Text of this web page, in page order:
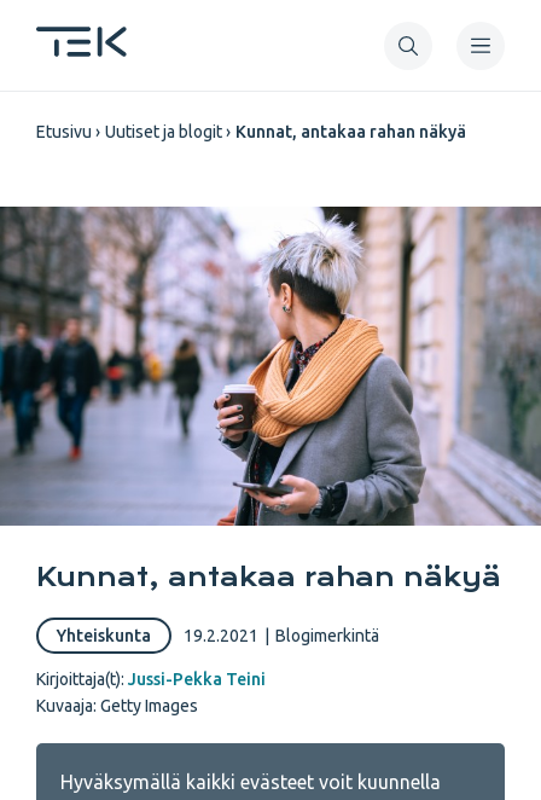
pääsisältöön
Murupolku
Etusivu Uutiset ja blogit Kunnat, antakaa rahan näkyä
Kunnat, antakaa rahan näkyä
Yhteiskunta 19.2.2021 Blogimerkintä
Kirjoittaja(t): Jussi-Pekka Teini
Kuvaaja: Getty Images
Hyväksymällä kaikki evästeet voit kuunnella